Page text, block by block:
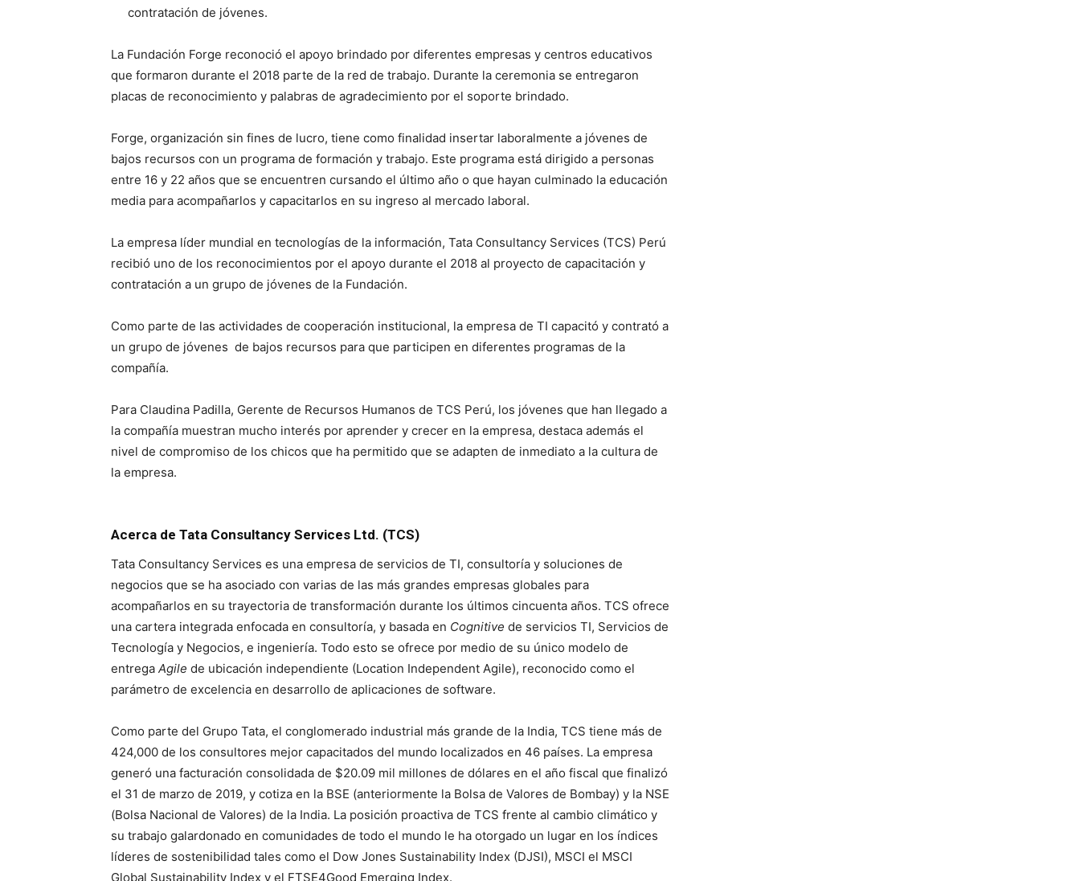
contratación de jóvenes.
La Fundación Forge reconoció el apoyo brindado por diferentes empresas y centros educativos
que formaron durante el 2018 parte de la red de trabajo. Durante la ceremonia se entregaron
placas de reconocimiento y palabras de agradecimiento por el soporte brindado.
Forge, organización sin fines de lucro, tiene como finalidad insertar laboralmente a jóvenes de
bajos recursos con un programa de formación y trabajo. Este programa está dirigido a personas
entre 16 y 22 años que se encuentren cursando el último año o que hayan culminado la educación
media para acompañarlos y capacitarlos en su ingreso al mercado laboral.
La empresa líder mundial en tecnologías de la información, Tata Consultancy Services (TCS) Perú
recibió uno de los reconocimientos por el apoyo durante el 2018 al proyecto de capacitación y
contratación a un grupo de jóvenes de la Fundación.
Como parte de las actividades de cooperación institucional, la empresa de TI capacitó y contrató a
un grupo de jóvenes de bajos recursos para que participen en diferentes programas de la
compañía.
Para Claudina Padilla, Gerente de Recursos Humanos de TCS Perú, los jóvenes que han llegado a
la compañía muestran mucho interés por aprender y crecer en la empresa, destaca además el
nivel de compromiso de los chicos que ha permitido que se adapten de inmediato a la cultura de
la empresa.
Acerca de Tata Consultancy Services Ltd. (TCS)
Tata Consultancy Services es una empresa de servicios de TI, consultoría y soluciones de
negocios que se ha asociado con varias de las más grandes empresas globales para
acompañarlos en su trayectoria de transformación durante los últimos cincuenta años. TCS ofrece
una cartera integrada enfocada en consultoría, y basada en Cognitive de servicios TI, Servicios de
Tecnología y Negocios, e ingeniería. Todo esto se ofrece por medio de su único modelo de
entrega Agile de ubicación independiente (Location Independent Agile), reconocido como el
parámetro de excelencia en desarrollo de aplicaciones de software.
Como parte del Grupo Tata, el conglomerado industrial más grande de la India, TCS tiene más de
424,000 de los consultores mejor capacitados del mundo localizados en 46 países. La empresa
generó una facturación consolidada de $20.09 mil millones de dólares en el año fiscal que finalizó
el 31 de marzo de 2019, y cotiza en la BSE (anteriormente la Bolsa de Valores de Bombay) y la NSE
(Bolsa Nacional de Valores) de la India. La posición proactiva de TCS frente al cambio climático y
su trabajo galardonado en comunidades de todo el mundo le ha otorgado un lugar en los índices
líderes de sostenibilidad tales como el Dow Jones Sustainability Index (DJSI), MSCI el MSCI
Global Sustainability Index y el FTSE4Good Emerging Index.